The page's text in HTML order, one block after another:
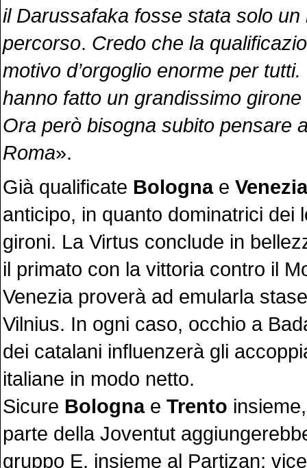
il Darussafaka fosse stata solo un
percorso. Credo che la
motivo d’orgoglio enorme per
hanno fatto un grandissimo
Ora però bisogna subito pensare
Roma».
Già qualificate Bolognae Venezia
anticipo, in quanto dominatrici dei
gironi. La Virtus conclude in
il primato con la vittoria contro il
Venezia proverà ad emularla
Vilnius. In ogni caso, occhio a
dei catalani influenzerà gli
italiane in modo netto.
Sicure Bologna e Trento
parte della Joventut
gruppo E, insieme al Partizan;